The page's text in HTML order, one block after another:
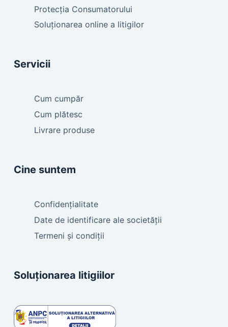
Protecția Consumatorului
Soluționarea online a litigilor
Servicii
Cum cumpăr
Cum plătesc
Livrare produse
Cine suntem
Confidențialitate
Date de identificare ale societății
Termeni și condiții
Soluționarea litigiilor